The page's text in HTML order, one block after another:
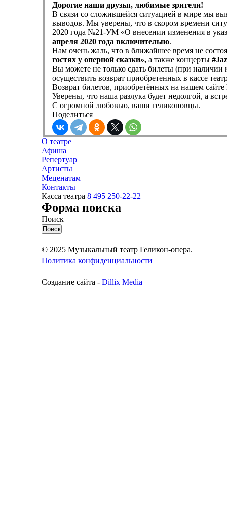
Дорогие наши друзья, любимые зрители!
В связи со сложившейся ситуацией в мире мы
выводов. Мы уверены, что в скором времени
2020 года №21-УМ «О внесении изменения в
апреля 2020 года включительно.
Нам очень жаль, что в ближайшее время не
гостях у оперной сказки», а также концерты
Вы можете не только сдать билеты (при наличии
осуществить возврат приобретенных в кассе
Возврат билетов, приобретённых на нашем
Уверены, что наша разлука будет недолгой, а
С огромной любовью, ваши геликоновцы.
Поделиться
О театре
Афиша
Репертуар
Артисты
Меценатам
Контакты
Касса театра 8 495 250-22-22
Форма поиска
Поиск
© 2025 Музыкальный театр Геликон-опера.
Политика конфиденциальности
Создание сайта - Dillix Media